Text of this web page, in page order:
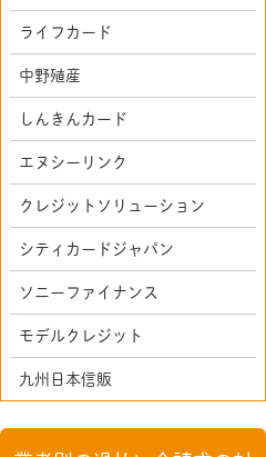
ライフカード
中野殖産
しんきんカード
エヌシーリンク
クレジットソリューション
シティカードジャパン
ソニーファイナンス
モデルクレジット
九州日本信販